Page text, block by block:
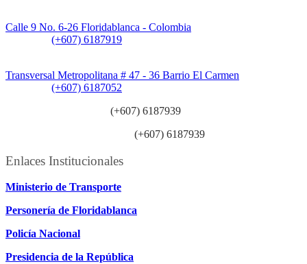
Calle 9 No. 6-26 Floridablanca - Colombia
(+607) 6187919
Transversal Metropolitana # 47 - 36 Barrio El Carmen
(+607) 6187052
(+607) 6187939
(+607) 6187939
Enlaces Institucionales
Ministerio de Transporte
Personería de Floridablanca
Policía Nacional
Presidencia de la República